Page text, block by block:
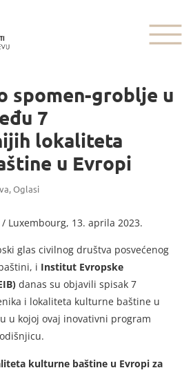
spomen-groblje u
7
lokaliteta
u Evropi
,Oglasi
Luxembourg, 13. aprila 2023.
glas civilnog društva posvećenog
i Institut Evropske
danas su objavili spisak 7
i lokaliteta kulturne baštine u
u kojoj ovaj inovativni program
kulturne baštine u Evropi za